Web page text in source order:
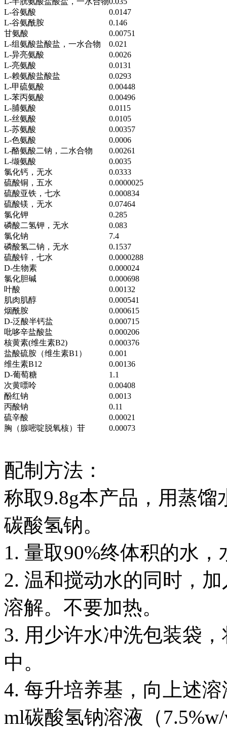
L-谷氨酸
0.0147
L-谷氨酰胺
0.146
甘氨酸
0.00751
L-组氨酸盐酸盐，一水合物
0.021
L-异亮氨酸
0.0026
L-亮氨酸
0.0131
L-赖氨酸盐酸盐
0.0293
L-甲硫氨酸
0.00448
L-苯丙氨酸
0.00496
L-脯氨酸
0.0115
L-丝氨酸
0.0105
L-苏氨酸
0.00357
L-色氨酸
0.0006
L-酪氨酸二钠，二水合物
0.00261
L-缬氨酸
0.0035
氯化钙，无水
0.0333
硫酸铜，五水
0.0000025
硫酸亚铁，七水
0.000834
硫酸镁，无水
0.07464
氯化钾
0.285
磷酸二氢钾，无水
0.083
氯化钠
7.4
磷酸氢二钠，无水
0.1537
硫酸锌，七水
0.0000288
D-生物素
0.000024
氯化胆碱
0.000698
叶酸
0.00132
肌肉肌醇
0.000541
烟酰胺
0.000615
D-泛酸半钙盐
0.000715
吡哆辛盐酸盐
0.000206
核黄素(维生素B2)
0.000376
盐酸硫胺（维生素B1）
0.001
维生素B12
0.00136
D-葡萄糖
1.1
次黄嘌呤
0.00408
酚红钠
0.0013
丙酸钠
0.11
硫辛酸
0.00021
胸（腺嘧啶脱氧核）苷
0.00073
配制方法：
称取9.8g本产品，用蒸
碳酸氢钠。
1. 量取90%终体积的水，
2. 温和搅动水的同时，
溶解。不要加热。
3. 用少许水冲洗包装袋
中。
4. 每升培养基，向上述
ml碳酸氢钠溶液（